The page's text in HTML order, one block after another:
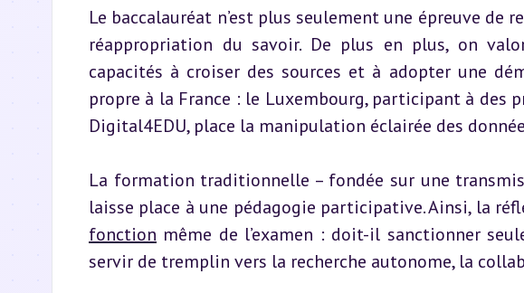
Le baccalauréat n’est plus seulement une épreuve
réappropriation du savoir. De plus en plus, on
capacités à croiser des sources et à adopter une
propre à la France : le Luxembourg, participant à des
Digital4EDU, place la manipulation éclairée des
La formation traditionnelle – fondée sur une
laisse place à une pédagogie participative. Ainsi, la
fonction même de l’examen : doit-il sanctionner
servir de tremplin vers la recherche autonome, la